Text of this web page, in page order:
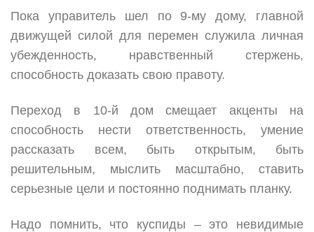
Пока управитель шел по 9-му дому, главной
движущей силой для перемен служила личная
убежденность, нравственный стержень,
способность доказать свою правоту.
Переход в 10-й дом смещает акценты на
способность нести ответственность, умение
рассказать всем, быть открытым, быть
решительным, мыслить масштабно, ставить
серьезные цели и постоянно поднимать планку.
Надо помнить, что куспиды – это невидимые